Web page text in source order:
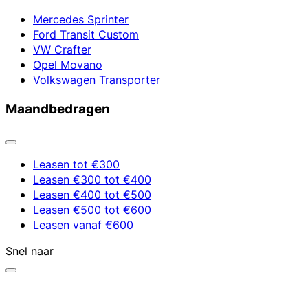
Mercedes Sprinter
Ford Transit Custom
VW Crafter
Opel Movano
Volkswagen Transporter
Maandbedragen
Leasen tot €300
Leasen €300 tot €400
Leasen €400 tot €500
Leasen €500 tot €600
Leasen vanaf €600
Snel naar